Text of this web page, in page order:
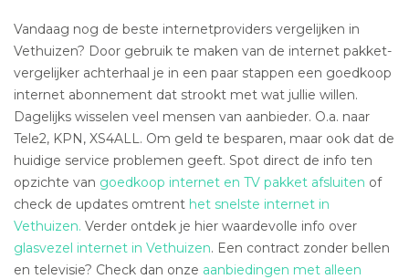
Vandaag nog de beste internetproviders vergelijken in
Vethuizen? Door gebruik te maken van de internet pakket-
vergelijker achterhaal je in een paar stappen een goedkoop
internet abonnement dat strookt met wat jullie willen.
Dagelijks wisselen veel mensen van aanbieder. O.a. naar
Tele2, KPN, XS4ALL. Om geld te besparen, maar ook dat de
huidige service problemen geeft. Spot direct de info ten
opzichte van goedkoop internet en TV pakket afsluiten of
check de updates omtrent het snelste internet in
Vethuizen. Verder ontdek je hier waardevolle info over
glasvezel internet in Vethuizen. Een contract zonder bellen
en televisie? Check dan onze aanbiedingen met alleen